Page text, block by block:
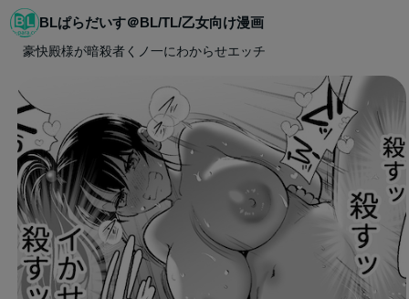
BLぱらだいす＠BL/TL/乙女向け漫画
豪快殿様が暗殺者くノ一にわからせエッチ